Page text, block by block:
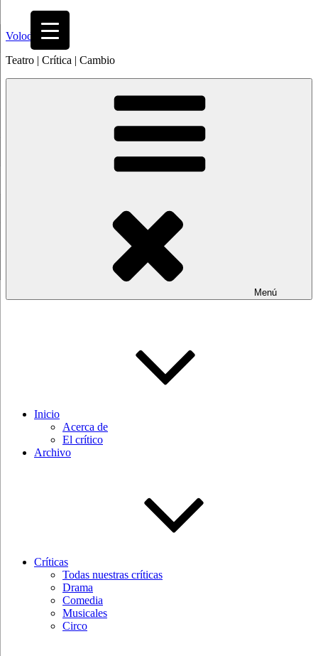
contenido
Volodia
Teatro | Crítica | Cambio
Menú
Inicio
Acerca de
El crítico
Archivo
Críticas
Todas nuestras críticas
Drama
Comedia
Musicales
Circo